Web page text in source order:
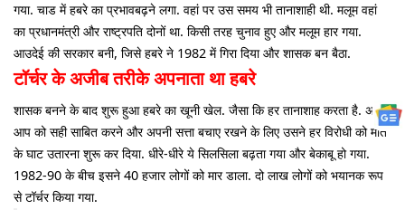
गया. चाड में हबरे का प्रभावबढ़ने लगा. वहां पर उस समय भी तानाशाही थी. मलूम वहां
का प्रधानमंत्री और राष्ट्रपति दोनों था. किसी तरह चुनाव हुए और मलूम हार गया.
आउदेई की सरकार बनी, जिसे हबरे ने 1982 में गिरा दिया और शासक बन बैठा.
टॉर्चर के अजीब तरीके अपनाता था हबरे
शासक बनने के बाद शुरू हुआ हबरे का खूनी खेल. जैसा कि हर तानाशाह करता है. अपने
आप को सही साबित करने और अपनी सत्ता बचाए रखने के लिए उसने हर विरोधी को मौत
के घाट उतारना शुरू कर दिया. धीरे-धीरे ये सिलसिला बढ़ता गया और बेकाबू हो गया.
1982-90 के बीच इसने 40 हजार लोगों को मार डाला. दो लाख लोगों को भयानक रूप
से टॉर्चर किया गया.